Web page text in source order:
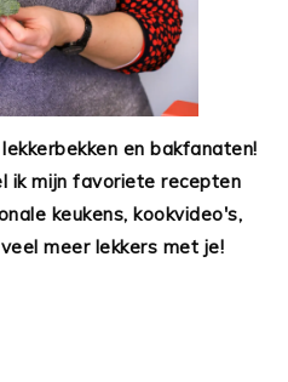
en bakfanaten!
ik mijn favoriete recepten
keukens, kookvideo's,
meer lekkers met je!